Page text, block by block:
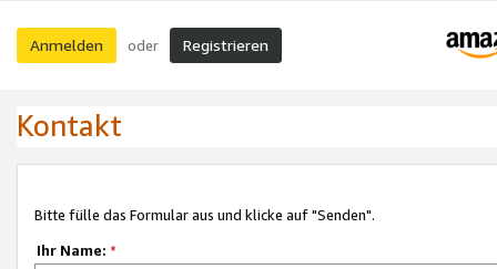
Anmelden oder Registrieren
Kontakt
Bitte fülle das Formular aus und klicke auf "Senden".
Ihr Name: *